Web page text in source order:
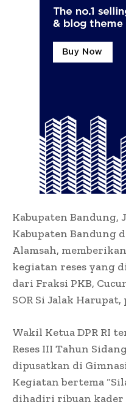
Kabupaten Bandung,
Kabupaten Bandung
Alamsah,
kegiatan reses yang
dari Fraksi PKB,
SOR Si Jalak Harupat,
Wakil Ketua DPR RI
Reses III Tahun
dipusatkan di
Kegiatan bertema
dihadiri ribuan kader